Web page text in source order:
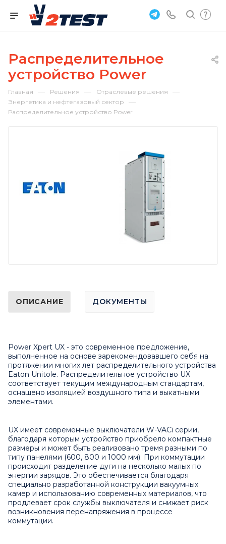
Распределительное
устройство Power
Главная — Решения — Отраслевые решения —
Энергетика и нефтегазовый сектор —
Распределительное устройство Power
ОПИСАНИЕ ДОКУМЕНТЫ
Power Xpert UX - это современное предложение,
выполненное на основе зарекомендовавшего себя на
протяжении многих лет распределительного устройства
Eaton Unitole. Распределительное устройство UX
соответствует текущим международным стандартам,
оснащено изоляцией воздушного типа и выкатными
элементами.
UX имеет современные выключатели W-VACi серии,
благодаря которым устройство приобрело компактные
размеры и может быть реализовано тремя разными по
типу панелями (600, 800 и 1000 мм). При коммутации
происходит разделение дуги на несколько малых по
энергии зарядов. Это обеспечивается благодаря
специально разработанной конструкции вакуумных
камер и использованию современных материалов, что
продлевает срок службы выключателя и снижает риск
возникновения перенапряжения в процессе
коммутации.